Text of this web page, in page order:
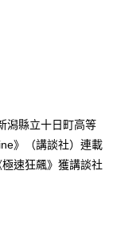
「AFTEE先享後付」
。
成。
要取消訂單，請聯絡
，需透過AFTEE先享
顯示為準，若有關於
繫「AFTEE先享後付
潟縣立十日町高等
》（講談社）連載
速狂飆》獲講談社